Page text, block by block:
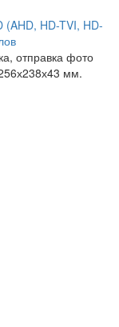
HD-TVI, HD-
отправка фото
мм.